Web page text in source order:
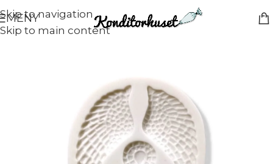
Skip to navigation
Skip to main content
MENY